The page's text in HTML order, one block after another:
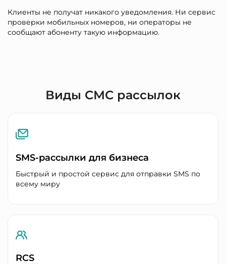
Клиенты не получат никакого уведомления. Ни сервис
проверки мобильных номеров, ни операторы не
сообщают абоненту такую информацию.
Виды СМС рассылок
SMS-рассылки для бизнеса
Быстрый и простой сервис для отправки SMS по
всему миру
RCS